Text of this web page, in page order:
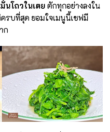
โถวในเตย ตักทุกอย่างลงใน
บที่สุด ยอมใจเมนูนี้เชฟมี
ก